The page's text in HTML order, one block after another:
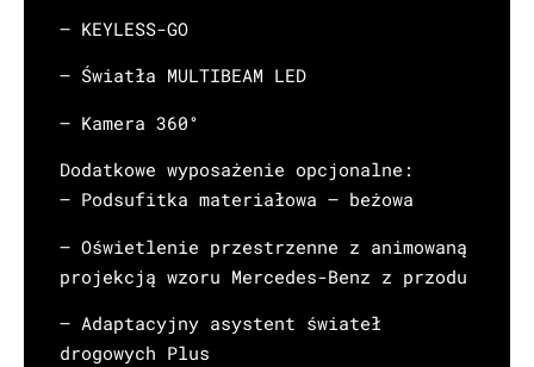
– KEYLESS-GO
– Światła MULTIBEAM LED
– Kamera 360°
Dodatkowe wyposażenie opcjonalne:
– Podsufitka materiałowa – beżowa
– Oświetlenie przestrzenne z animowaną
projekcją wzoru Mercedes-Benz z przodu
– Adaptacyjny asystent świateł
drogowych Plus